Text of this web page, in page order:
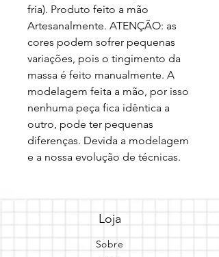
fria). Produto feito a mão
Artesanalmente. ATENÇÃO: as
cores podem sofrer pequenas
variações, pois o tingimento da
massa é feito manualmente. A
modelagem feita a mão, por isso
nenhuma peça fica idêntica a
outro, pode ter pequenas
diferenças. Devida a modelagem
e a nossa evolução de técnicas.
Loja
Sobre